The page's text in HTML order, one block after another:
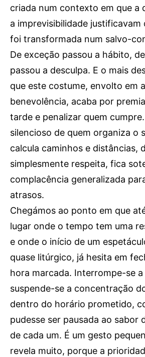
COLUNISTAS do JSM
Assinaturas
Onde comprar o Jornal
Publicidade
Voz da Solidariedade
»»» Fundação Aurora Borges
Seia em Números
AUTÁRQUICAS 2025 em Seia
Contactos
Tel. 238 310 090 (chamada para a rede fixa
E-mail: jornalsantamarinha@gmail.com
Facebook Instagram
Estatuto editorial Sobre o Jornal
Ficha Técnica
criada num contexto em que a
a imprevisibilidade justificavam
foi transformada num salvo-
De exceção passou a hábito,
passou a desculpa. E o mais
que este costume, envolto em
benevolência, acaba por
tarde e penalizar quem
silencioso de quem organiza o
calcula caminhos e distâncias,
simplesmente respeita, fica
complacência generalizada
atrasos.
Chegámos ao ponto em que
lugar onde o tempo tem uma
e onde o início de um
quase litúrgico, já hesita em
hora marcada. Interrompe-se
suspende-se a concentração
dentro do horário prometido,
pudesse ser pausada ao sabor
de cada um. É um gesto
revela muito, porque a